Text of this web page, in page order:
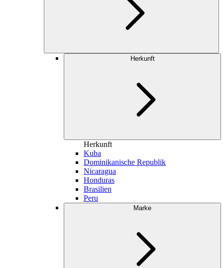
Herkunft
Herkunft
Kuba
Dominikanische Republik
Nicaragua
Honduras
Brasilien
Peru
Marke